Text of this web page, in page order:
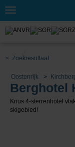
Toggle
< Zoekresultaat
Oostenrijk
Berghotel
Knus 4-sterrenhotel
skigebied!